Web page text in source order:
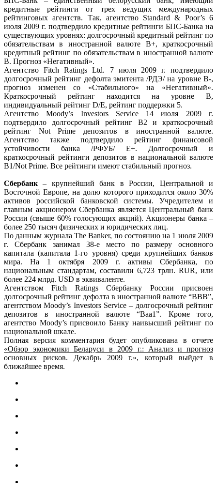
кредитные рейтинги от трех ведущих международных
рейтинговых агентств. Так, агентство Standard & Poor’s 6
июля 2009 г. подтвердило кредитные рейтинги БПС-Банка на
существующих уровнях: долгосрочный кредитный рейтинг по
обязательствам в иностранной валюте B+, краткосрочный
кредитный рейтинг по обязательствам в иностранной валюте
B. Прогноз «Негативный».
Агентство Fitch Ratings Ltd. 7 июля 2009 г. подтвердило
долгосрочный рейтинг дефолта эмитента /РДЭ/ на уровне B-,
прогноз изменен со «Стабильного» на «Негативный».
Краткосрочный рейтинг находится на уровне B,
индивидуальный рейтинг D/E, рейтинг поддержки 5.
Агентство Moody’s Investors Service 14 июля 2009 г.
подтвердило долгосрочный рейтинг B2 и краткосрочный
рейтинг Not Prime депозитов в иностранной валюте.
Агентство также подтвердило рейтинг финансовой
устойчивости банка /РФУБ/ E+. Долгосрочный и
краткосрочный рейтинги депозитов в национальной валюте
B1/Not Prime. Все рейтинги имеют стабильный прогноз.
Сбербанк – крупнейший банк в России, Центральной и
Восточной Европе, на долю которого приходится около 30%
активов российской банковской системы. Учредителем и
главным акционером Сбербанка является Центральный банк
России (свыше 60% голосующих акций). Акционеры банка –
более 250 тысяч физических и юридических лиц.
По данным журнала The Banker, по состоянию на 1 июля 2009
г. Сбербанк занимал 38-е место по размеру основного
капитала (капитала 1-го уровня) среди крупнейших банков
мира. На 1 октября 2009 г. активы Сбербанка, по
национальным стандартам, составили 6,723 трлн. RUR, или
более 224 млрд. USD в эквиваленте.
Агентством Fitch Ratings Сбербанку России присвоен
долгосрочный рейтинг дефолта в иностранной валюте “BBB”,
агентством Moody’s Investors Service – долгосрочный рейтинг
депозитов в иностранной валюте “Baa1”. Кроме того,
агентство Moody’s присвоило Банку наивысший рейтинг по
национальной шкале.
Полная версия комментария будет опубликована в отчете
«Обзор экономики Беларуси в 2009 г.: Анализ и прогноз
основных рисков. Декабрь 2009 г.», который выйдет в
ближайшее время.